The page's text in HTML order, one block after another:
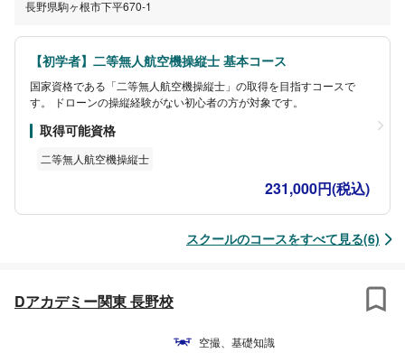
長野県駒ヶ根市下平670-1
【初学者】二等無人航空機操縦士 基本コース
国家資格である「二等無人航空機操縦士」の取得を目指すコースで
す。 ドローンの操縦経験がない初心者の方が対象です。
取得可能資格
二等無人航空機操縦士
231,000円(税込)
スクールのコースをすべて見る(6)
Dアカデミー関東 長野校
空撮、基礎知識